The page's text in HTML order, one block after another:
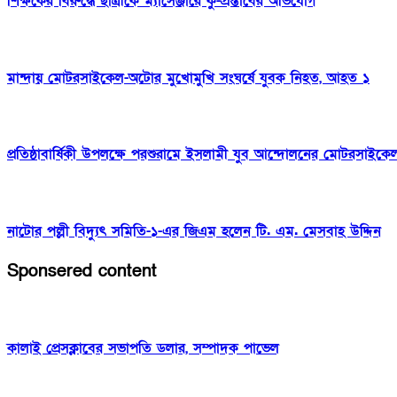
মান্দায় মোটরসাইকেল-অটোর মুখোমুখি সংঘর্ষে যুবক নিহত, আহত ১
প্রতিষ্ঠাবার্ষিকী উপলক্ষে পরশুরামে ইসলামী যুব আন্দোলনের
নাটোর পল্লী বিদ্যুৎ সমিতি-১-এর জিএম হলেন টি. এম. মেসবাহ উদ্দিন
Sponsered content
কালাই প্রেসক্লাবের সভাপতি ডলার, সম্পাদক পাভেল